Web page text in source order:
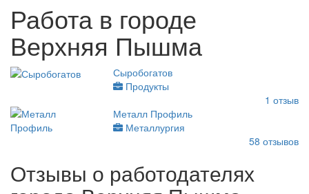
Работа в городе
Верхняя Пышма
Сыробогатов
Продукты
1 отзыв
Металл Профиль
Металлургия
58 отзывов
Отзывы о работодателях